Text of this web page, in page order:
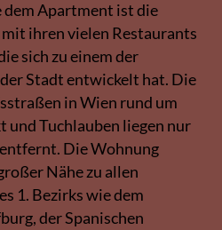
dem Apartment ist die
ihren vielen Restaurants
sich zu einem der
Stadt entwickelt hat. Die
in Wien rund um
und Tuchlauben liegen nur
Die Wohnung
Nähe zu allen
1. Bezirks wie dem
der Spanischen